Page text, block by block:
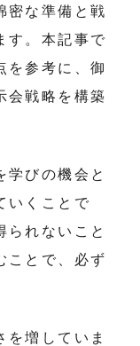
密な準備と戦
す。本記事で
を参考に、御
会戦略を構築
学びの機会と
いくことで
られないこと
ことで、必ず
を増していま